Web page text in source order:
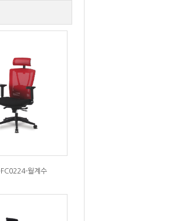
월계수